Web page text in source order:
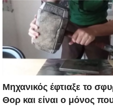
Μηχανικός έφτιαξε το
Θορ και είναι ο μόνος